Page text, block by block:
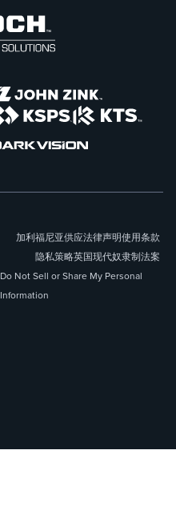
加利福尼亚供应法律声明使用条款
隐私策略英国现代奴隶制法案
Do Not Sell or Share My Personal
Information